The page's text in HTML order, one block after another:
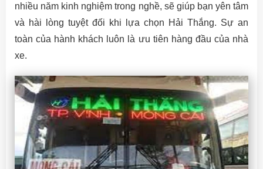
nhiều năm kinh nghiệm trong nghề, sẽ giúp bạn yên tâm
và hài lòng tuyệt đối khi lựa chọn Hải Thắng. Sự an
toàn của hành khách luôn là ưu tiên hàng đầu của nhà
xe.